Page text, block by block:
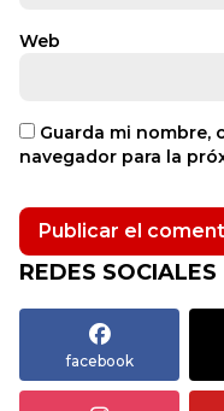
Web
Guarda mi nombre,
navegador para la
REDES SOCIALES
facebook